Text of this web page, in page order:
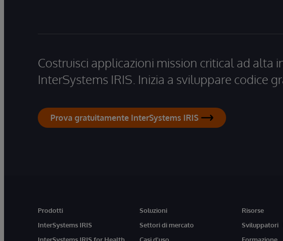
Costruisci applicazioni mission critical ad alta
InterSystems IRIS. Inizia a sviluppare codice
Prova gratuitamente InterSystems IRIS
Prodotti
InterSystems IRIS
InterSystems IRIS for Health
Soluzioni
Settori di mercato
Casi d'uso
Risorse
Sviluppatori
Formazione